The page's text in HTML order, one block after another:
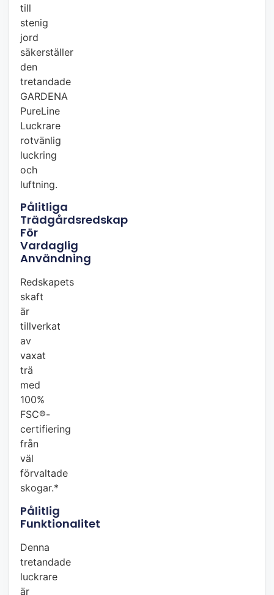
till
stenig
jord
säkerställer
den
tretandade
GARDENA
PureLine
Luckrare
rotvänlig
luckring
och
luftning.
Pålitliga
Trädgårdsredskap
För
Vardaglig
Användning
Redskapets
skaft
är
tillverkat
av
vaxat
trä
med
100%
FSC®-
certifiering
från
väl
förvaltade
skogar.*
Pålitlig
Funktionalitet
Denna
tretandade
luckrare
är